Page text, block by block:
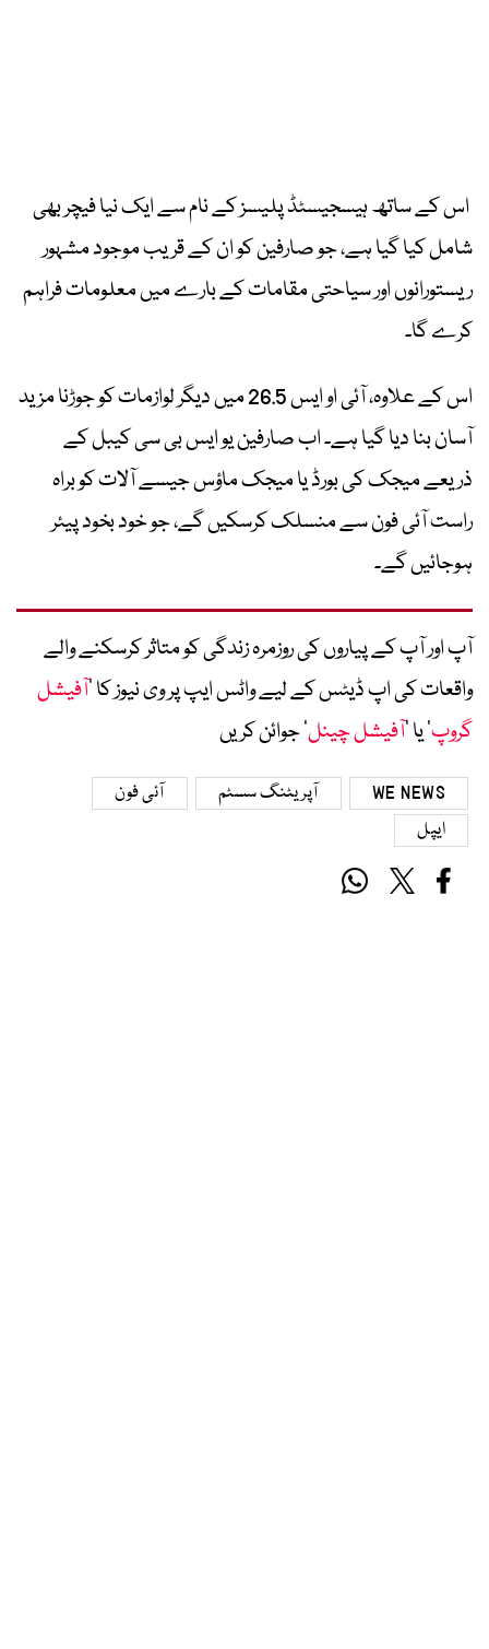
اس کے ساتھ ہیسجیسٹڈ پلیسز کے نام سے ایک نیا فیچر بھی
شامل کیا گیا ہے، جو صارفین کو ان کے قریب موجود مشہور
ریستورانوں اور سیاحتی مقامات کے بارے میں معلومات فراہم
کرے گا۔
اس کے علاوہ، آئی او ایس 26.5 میں دیگر لوازمات کو جوڑنا مزید
آسان بنا دیا گیا ہے۔ اب صارفین یو ایس بی سی کیبل کے
ذریعے میجک کی بورڈ یا میجک ماؤس جیسے آلات کو براہ
راست آئی فون سے منسلک کرسکیں گے، جو خود بخود پیئر
ہوجائیں گے۔
آپ اور آپ کے پیاروں کی روزمرہ زندگی کو متاثر کرسکنے والے
واقعات کی اپ ڈیٹس کے لیے واٹس ایپ پر وی نیوز کا ’آفیشل
گروپ‘ یا ’آفیشل چینل‘ جوائن کریں
WE NEWS آپریٹنگ سسٹم
آئی فون
ایپل